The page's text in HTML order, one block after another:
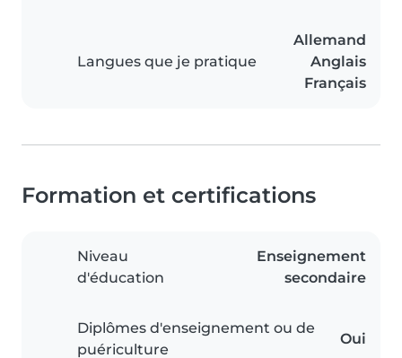
Langues que je pratique
Allemand
Anglais
Français
Formation et certifications
Niveau
d'éducation
Enseignement
secondaire
Diplômes d'enseignement ou de
puériculture
Oui